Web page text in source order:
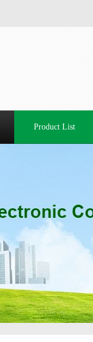
Product List